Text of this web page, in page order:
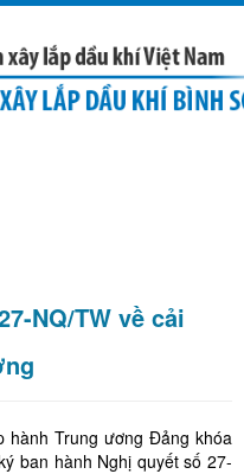
NQ/TW về cải
hành Trung ương Đảng khóa
ban hành Nghị quyết số 27-